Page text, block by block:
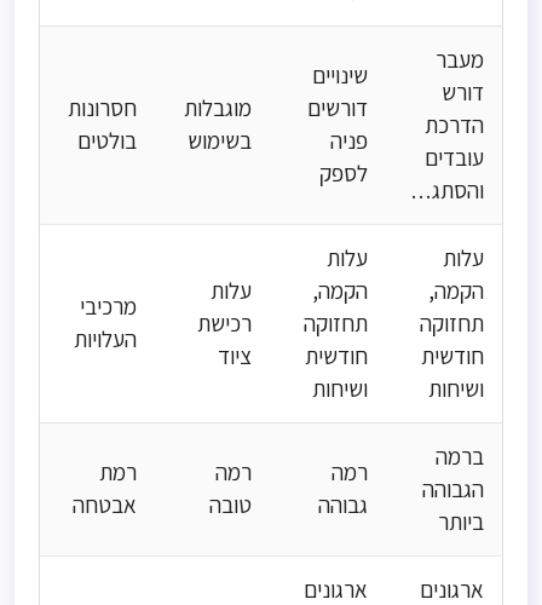
מעבר
דורש
הדרכת
עובדים
והסתגלות
שינויים
דורשים
פניה
לספק
מוגבלות
בשימוש
חסרונות
בולטים
עלות
הקמה,
תחזוקה
חודשית
ושיחות
עלות
הקמה,
תחזוקה
חודשית
ושיחות
עלות
רכישת
ציוד
מרכיבי
העלויות
ברמה
הגבוהה
ביותר
רמה
גבוהה
רמה
טובה
רמת
אבטחה
ארגונים
ארגונים